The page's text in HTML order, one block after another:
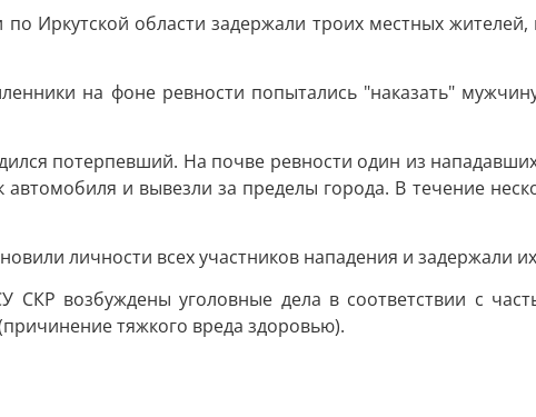
Иркутской области задержали троих местных
на фоне ревности попытались "наказать"
потерпевший. На почве ревности один из
и вывезли за пределы города. В течение
личности всех участников нападения и задержали
возбуждены уголовные дела в соответствии с
тяжкого вреда здоровью).